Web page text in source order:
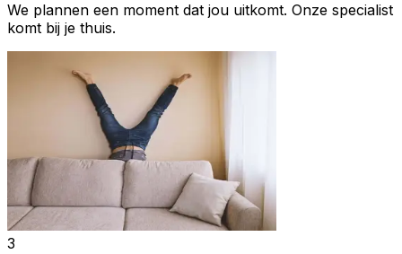
We plannen een moment dat jou uitkomt. Onze specialist
komt bij je thuis.
3